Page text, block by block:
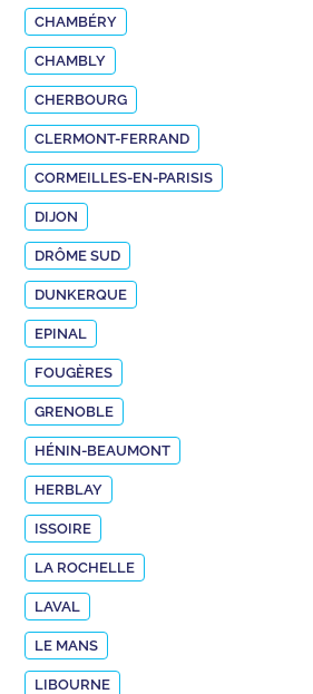
CHAMBÉRY
CHAMBLY
CHERBOURG
CLERMONT-FERRAND
CORMEILLES-EN-PARISIS
DIJON
DRÔME SUD
DUNKERQUE
EPINAL
FOUGÈRES
GRENOBLE
HÉNIN-BEAUMONT
HERBLAY
ISSOIRE
LA ROCHELLE
LAVAL
LE MANS
LIBOURNE